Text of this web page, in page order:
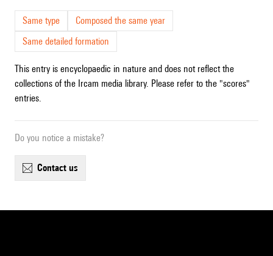
Same type
Composed the same year
Same detailed formation
This entry is encyclopaedic in nature and does not reflect the
collections of the Ircam media library. Please refer to the "scores"
entries.
Do you notice a mistake?
contact us